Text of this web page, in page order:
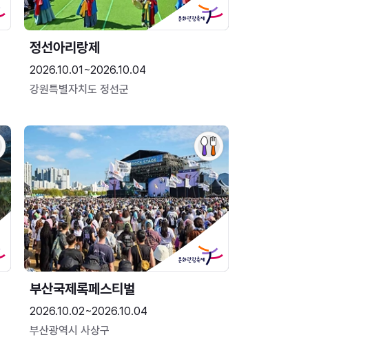
정선아리랑제
2026.10.01~2026.10.04
강원특별자치도 정선군
부산국제록페스티벌
2026.10.02~2026.10.04
부산광역시 사상구